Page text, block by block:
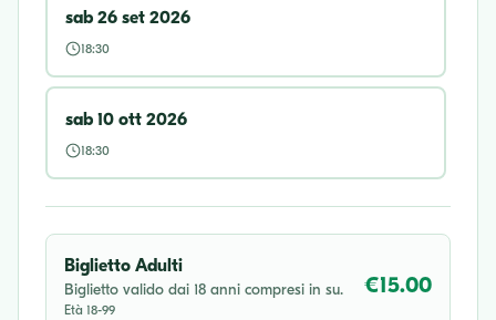
sab 26 set 2026
18:30
sab 10 ott 2026
18:30
Biglietto Adulti
Biglietto valido dai 18 anni compresi in su.
Età 18-99
€15.00